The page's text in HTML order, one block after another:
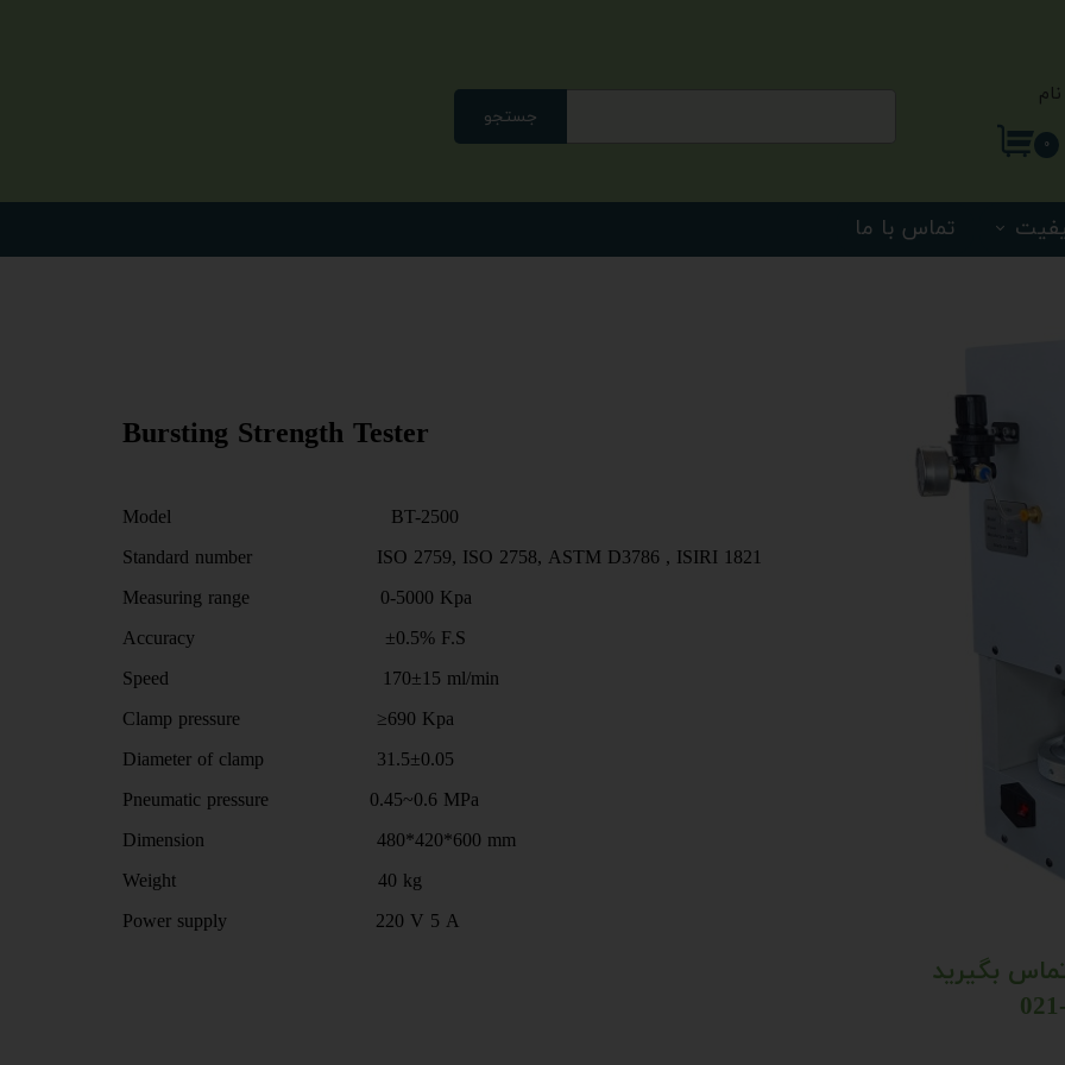
من
جستجو
تماس با ما
۰
Bursting Strength Tester
Model BT-2500
Standard number ISO 2759, ISO 2758, ASTM D3786 , ISIRI 1821
Measuring range 0-5000 Kpa
Accuracy ±0.5% F.S
Speed 170±15 ml/min
Clamp pressure ≥690 Kpa
Diameter of clamp 31.5±0.05
Pneumatic pressure 0.45~0.6 MPa
Dimension 480*420*600 mm
Weight 40 kg
Power supply 220 V 5 A
بگیرید